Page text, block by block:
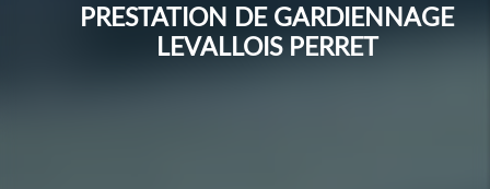
PRESTATION DE GARDIENNAGE
LEVALLOIS PERRET